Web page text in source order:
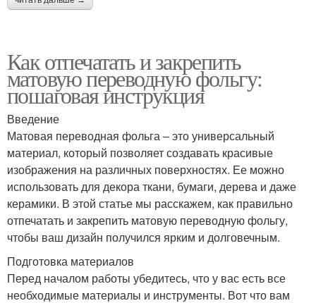
Как отпечатать и закрепить
матовую переводную фольгу:
пошаговая инструкция
Введение
Матовая переводная фольга – это универсальный
материал, который позволяет создавать красивые
изображения на различных поверхностях. Ее можно
использовать для декора ткани, бумаги, дерева и даже
керамики. В этой статье мы расскажем, как правильно
отпечатать и закрепить матовую переводную фольгу,
чтобы ваш дизайн получился ярким и долговечным.
Подготовка материалов
Перед началом работы убедитесь, что у вас есть все
необходимые материалы и инструменты. Вот что вам